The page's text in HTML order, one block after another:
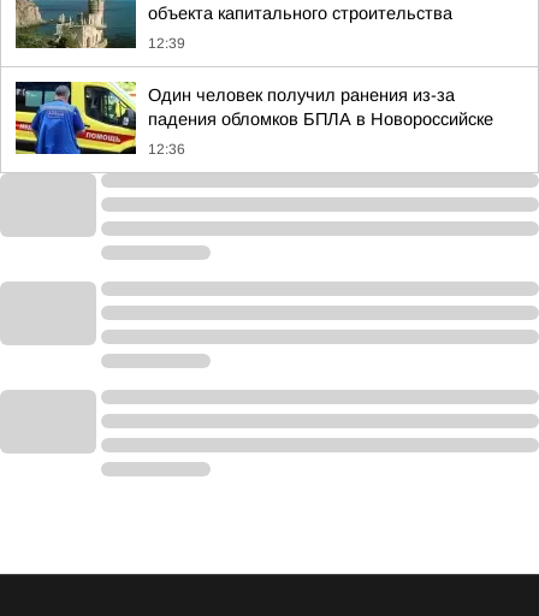
объекта капитального строительства
12:39
Один человек получил ранения из-за
падения обломков БПЛА в Новороссийске
12:36